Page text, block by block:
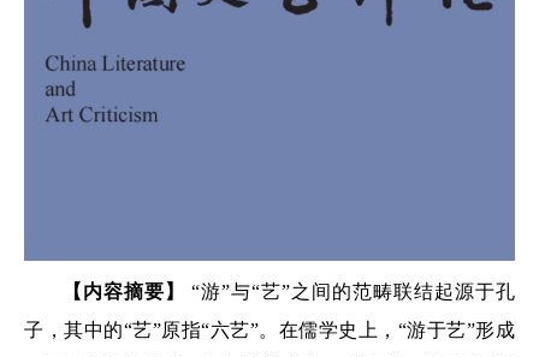
【内容摘要】
“游”与“艺”之间的范畴联结起源于孔
子，其中的“艺”原指“六艺”。在儒学史上，“游于艺”形成